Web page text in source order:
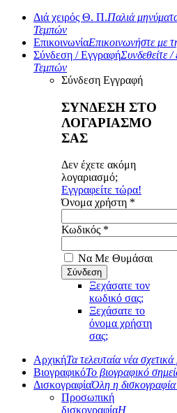
Διά χειρός Θ. Π.Παλιά
Τεμπών
ΕπικοινωνίαΕπικοινωνήστε με
Σύνδεση / ΕγγραφήΣυνδεθείτε
Τεμπών
Σύνδεση Εγγραφή
ΣΥΝΔΕΣΗ ΣΤΟ
ΛΟΓΑΡΙΑΣΜΟ
ΣΑΣ
Δεν έχετε ακόμη
λογαριασμό;
Εγγραφείτε τώρα!
Όνομα χρήστη *
Κωδικός *
Να Με Θυμάσαι
Ξεχάσατε τον
κωδικό σας;
Ξεχάσατε το
όνομα χρήστη
σας;
ΑρχικήΤα τελευταία νέα
ΒιογραφικόΤο βιογραφικό
ΔισκογραφίαΌλη η
Προσωπική
δισκογραφίαΗ